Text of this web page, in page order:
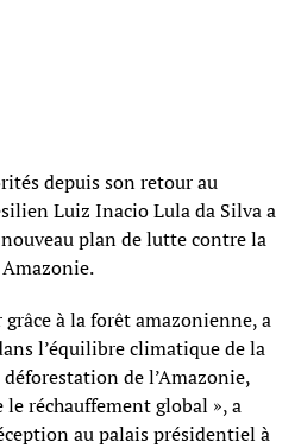
depuis son retour au
Luiz Inacio Lula da Silva a
plan de lutte contre la
à la forêt amazonienne, a
l’équilibre climatique de la
de l’Amazonie,
le réchauffement global », a
au palais présidentiel à